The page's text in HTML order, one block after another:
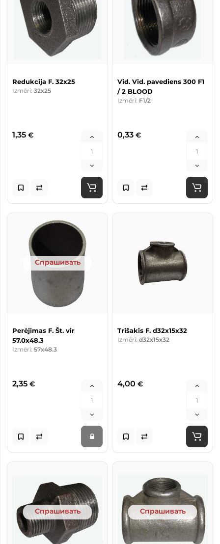
Redukcija F. 32x25
Izmēri: 32x25
1,35 €
Vid. Vid. pavediens 300 F1
/ 2 BLOOD
Izmēri: F1/2
0,33 €
Спрашивать
Perėjimas F. Št. vir
57.0x48.3
Izmēri: 57x48.3
2,35 €
Trišakis F. d32x15x32
Izmēri: d32x15x32
4,00 €
Спрашивать Спрашивать